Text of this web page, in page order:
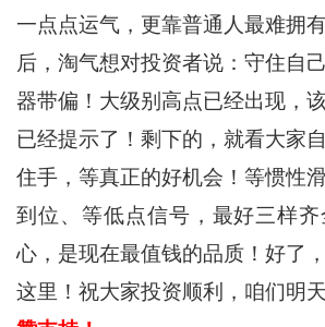
一点点运气，更靠普通人最难拥
后，淘气想对投资者说：守住自
器带偏！大级别高点已经出现，
已经提示了！剩下的，就看大家
住手，等真正的好机会！等惯性
到位、等低点信号，最好三样
心，是现在最值钱的品质！好了
这里！祝大家投资顺利，咱们明